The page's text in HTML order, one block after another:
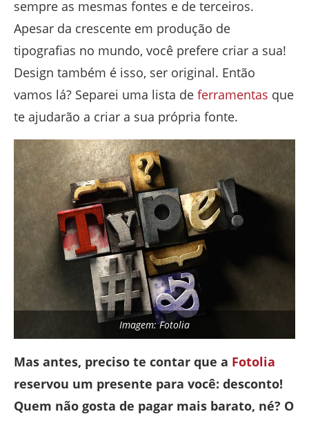
sempre as mesmas fontes e de terceiros.
Apesar da crescente em produção de
tipografias no mundo, você prefere criar a sua!
Design também é isso, ser original. Então
vamos lá? Separei uma lista de ferramentas que
te ajudarão a criar a sua própria fonte.
Imagem: Fotolia
Mas antes, preciso te contar que a Fotolia
reservou um presente para você: desconto!
Quem não gosta de pagar mais barato, né? O